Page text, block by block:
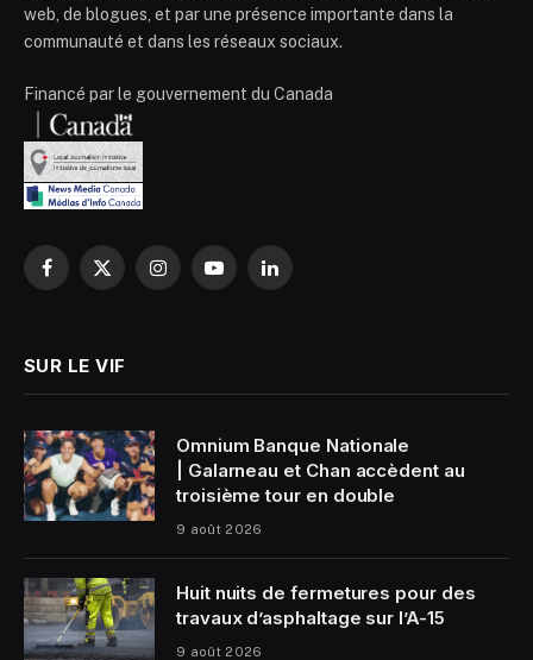
web, de blogues, et par une présence importante dans la
communauté et dans les réseaux sociaux.
Financé par le gouvernement du Canada
Facebook
X
InstagramYouTubeLinkedIn
SUR LE VIF
Omnium Banque Nationale
| Galarneau et Chan accèdent au
troisième tour en double
9 août 2026
Huit nuits de fermetures pour des
travaux d’asphaltage sur l’A-15
9 août 2026